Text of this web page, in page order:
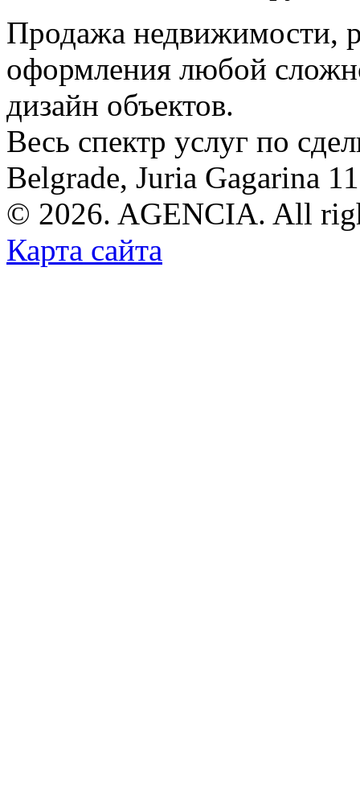
Продажа недвижимости,
оформления любой
дизайн объектов.
Весь спектр услуг по
Belgrade, Juria Gagarina
© 2026. AGENCIA. All
Карта сайта